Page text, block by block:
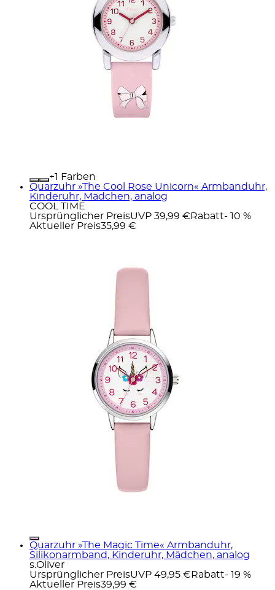
+
Farben
Quarzuhr »The Cool Rose Unicorn« Armbanduhr,
Kinderuhr, Mädchen, analog
COOL TIME
Ursprünglicher PreisUVP 39,99 € Rabatt- 10 %
Aktueller Preis35,99 €
Quarzuhr »The Magic Time« Armbanduhr,
Silikonarmband, Kinderuhr, Mädchen, analog
s.Oliver
Ursprünglicher PreisUVP 49,95 € Rabatt- 19 %
Aktueller Preis39,99 €